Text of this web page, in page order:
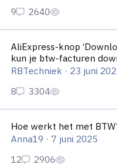
AliExpress-knop
kun je btw-facturen
RBTechniek · 23 juni
Hoe werkt het met
Anna19 ·7 juni 2025